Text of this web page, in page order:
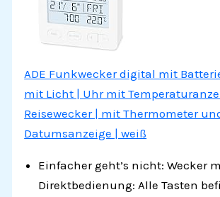
ADE Funkwecker digital mit
mit Licht | Uhr mit
Reisewecker | mit Thermometer
Datumsanzeige | weiß
Einfacher geht’s nicht: Wecker
Direktbedienung: Alle Tasten